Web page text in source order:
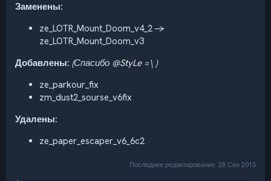
Заменены:
ze_LOTR_Mount_Doom_v4_2 ->
ze_LOTR_Mount_Doom_v3
Добавлены: (Спасибо @StyLe =\ )
ze_parkour_fix
zm_dust2_sourse_v6fix
Удалены:
ze_paper_escaper_v6_6c2
Последнее редактирование: 28 Сен 2013